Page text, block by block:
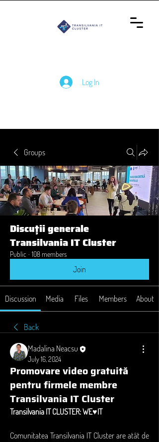
Log In
Groups
Discuții generale
Transilvania IT Cluster
Public · 108 members
Join
Discussion Media Files Members About
Back
Madalina Neacsu
July 16, 2024
Promovare video gratuită
pentru firmele membre
Transilvania IT Cluster
Transilvania IT CLUSTER: WE♥️IT
Comunitatea Transilvania IT Cluster are atât de